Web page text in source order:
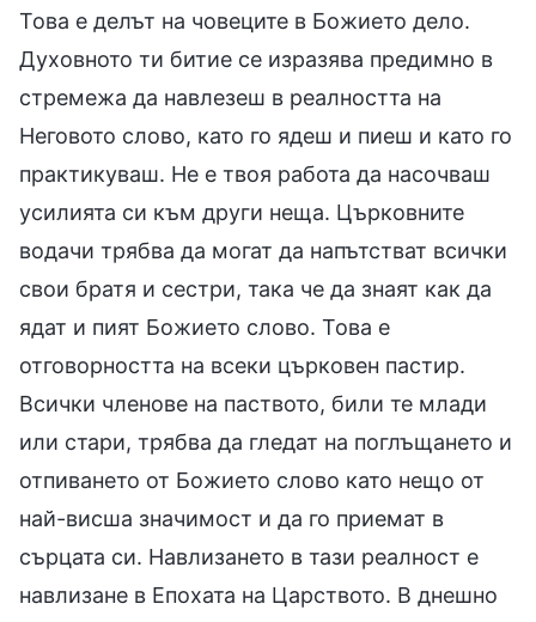
Това е делът на човеците в Божието дело.
Духовното ти битие се изразява предимно в
стремежа да навлезеш в реалността на
Неговото слово, като го ядеш и пиеш и като го
практикуваш. Не е твоя работа да насочваш
усилията си към други неща. Църковните
водачи трябва да могат да напътстват всички
свои братя и сестри, така че да знаят как да
ядат и пият Божието слово. Това е
отговорността на всеки църковен пастир.
Всички членове на паството, били те млади
или стари, трябва да гледат на поглъщането и
отпиването от Божието слово като нещо от
най-висша значимост и да го приемат в
сърцата си. Навлизането в тази реалност е
навлизане в Епохата на Царството. В днешно